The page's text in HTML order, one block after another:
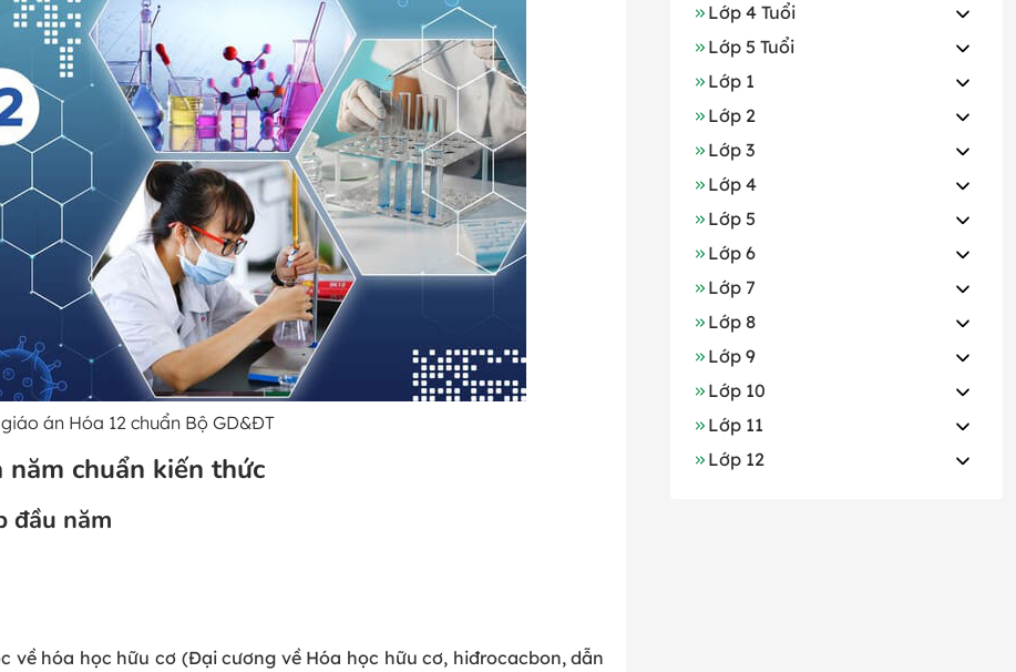
án Hóa 12 chuẩn Bộ GD&ĐT
chuẩn kiến thức
đầu năm
về hóa học hữu cơ (Đại cương về Hóa học hữu cơ, hiđrocacbon, dẫn
Lớp 4 Tuổi
Lớp 5 Tuổi
Lớp 1
Lớp 2
Lớp 3
Lớp 4
Lớp 5
Lớp 6
Lớp 7
Lớp 8
Lớp 9
Lớp 10
Lớp 11
Lớp 12